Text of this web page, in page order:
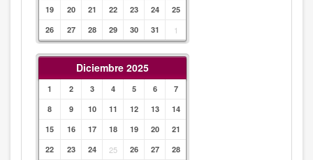
19
20 21 22 23 24
25
26
27 28 29 30 31 1
Diciembre 2025
1 2 3 4 5 6
7
8
9 10 11 12 13
14
15
16 17 18 19 20
21
22
23 24 25 26 27
28